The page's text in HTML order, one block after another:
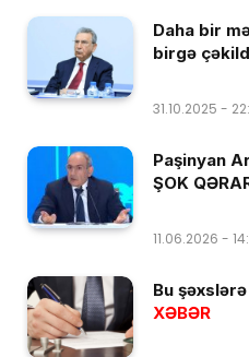
Daha bir
birgə
31.10.2025 -
Paşinyan
ŞOK
11.06.2026 -
Bu
XƏBƏR